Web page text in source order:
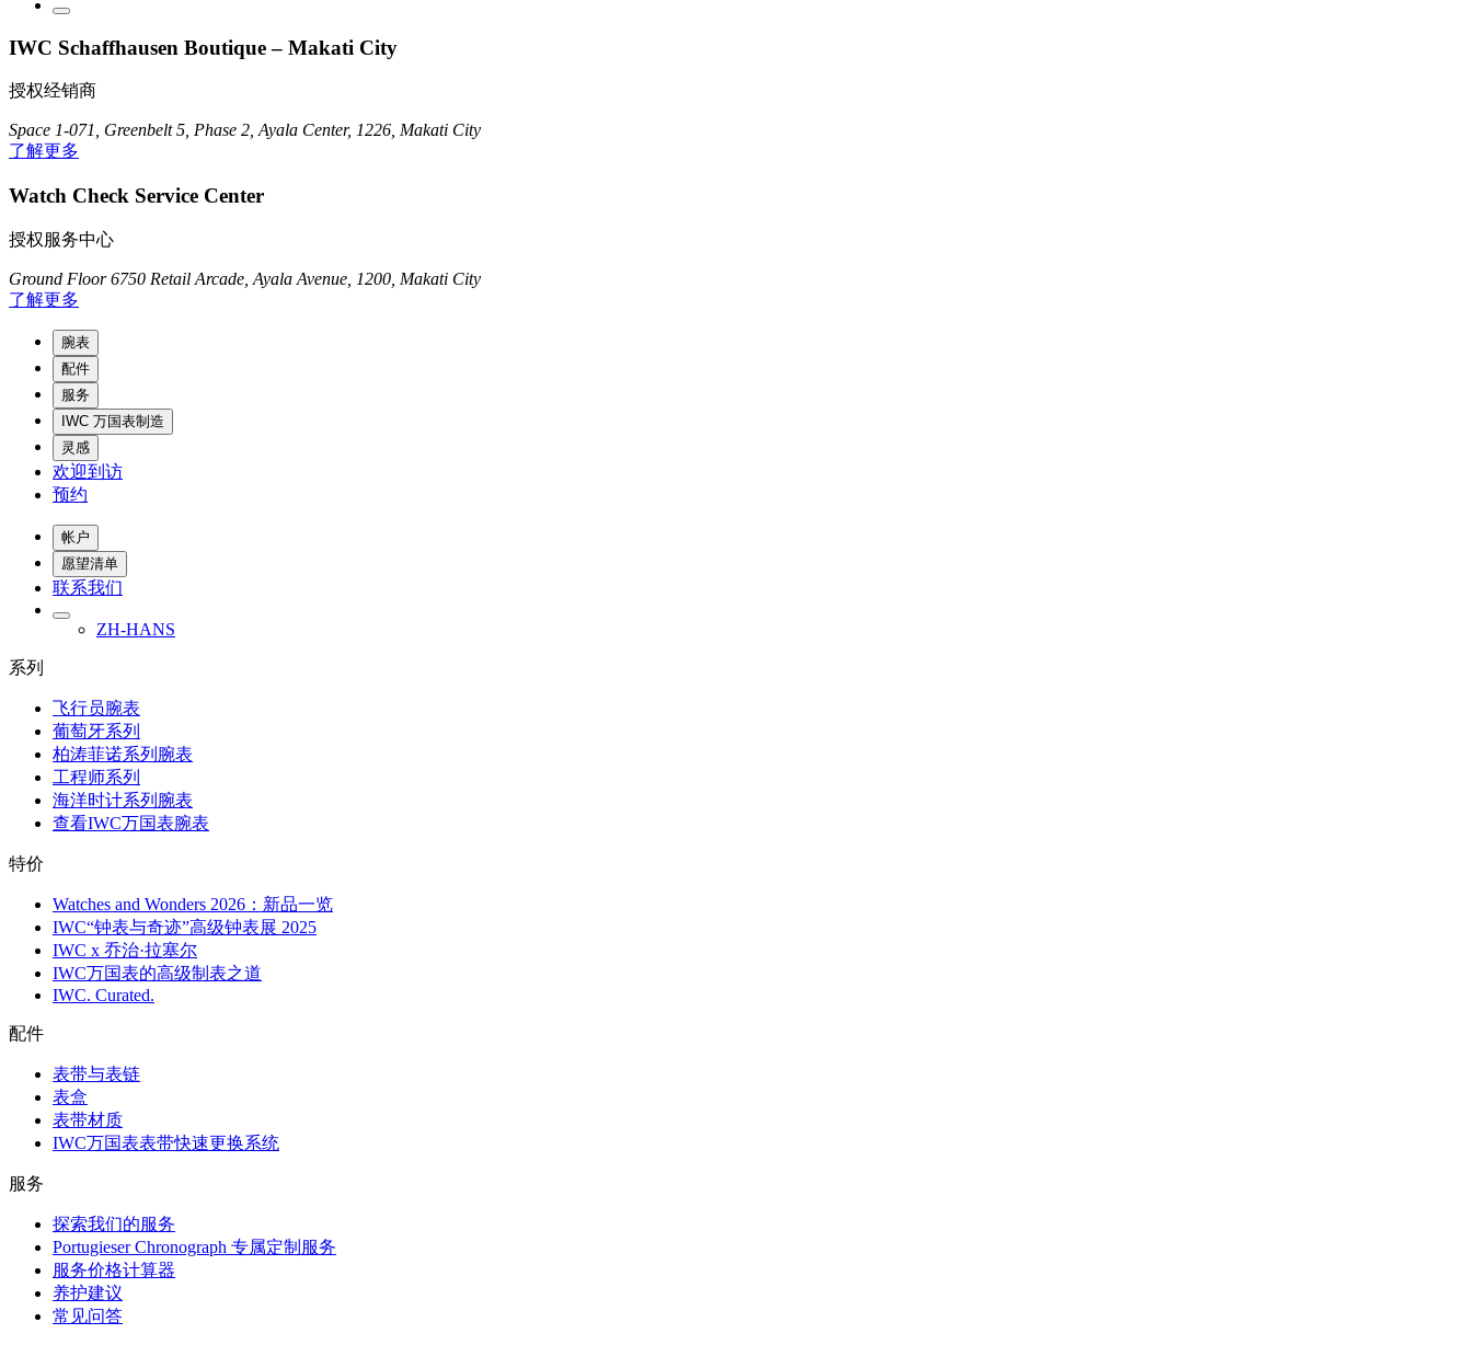
IWC Schaffhausen Boutique – Makati City
授权经销商
Space 1-071, Greenbelt 5, Phase 2, Ayala Center, 1226, Makati City
了解更多
Watch Check Service Center
授权服务中心
Ground Floor 6750 Retail Arcade, Ayala Avenue, 1200, Makati City
了解更多
腕表
配件
服务
IWC 万国表制造
灵感
欢迎到访
预约
帐户
愿望清单
联系我们
ZH-HANS
系列
飞行员腕表
葡萄牙系列
柏涛菲诺系列腕表
工程师系列
海洋时计系列腕表
查看IWC万国表腕表
特价
Watches and Wonders 2026：新品一览
IWC“钟表与奇迹”高级钟表展 2025
IWC x 乔治·拉塞尔
IWC万国表的高级制表之道
IWC. Curated.
配件
表带与表链
表盒
表带材质
IWC万国表表带快速更换系统
服务
探索我们的服务
Portugieser Chronograph 专属定制服务
服务价格计算器
养护建议
常见问答